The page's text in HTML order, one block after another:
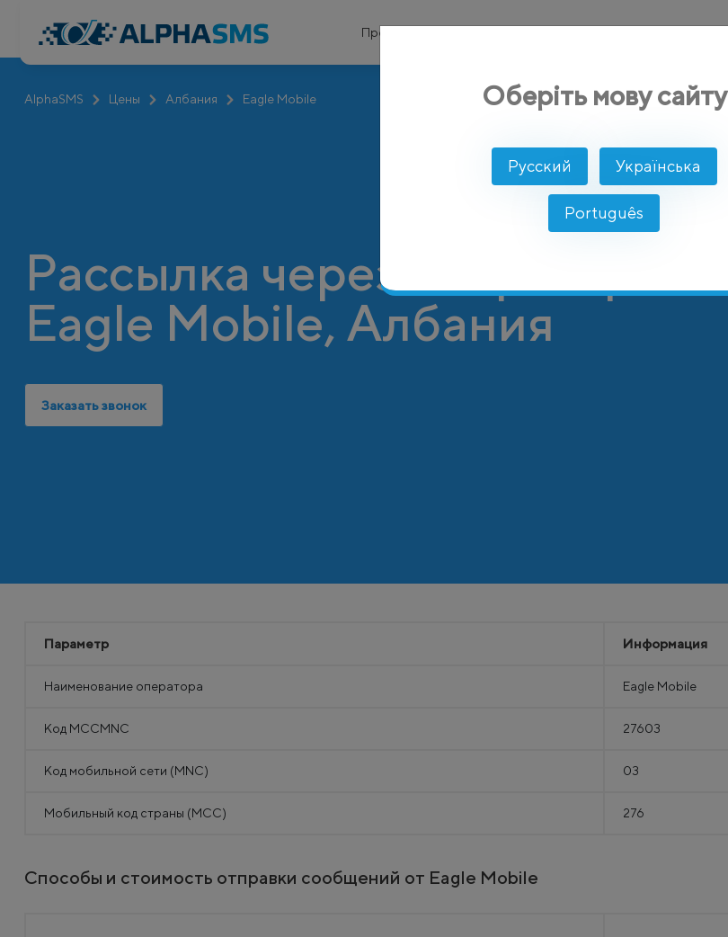
AlphaSMS Цены Албания Eagle Mobile
Продукты
Рассылка через оператор
Eagle Mobile, Албания
Заказать звонок
Параметр Информация
Наименование оператора Eagle Mobile
Код MCCMNC 27603
Код мобильной сети (MNC) 03
Мобильный код страны (MCC) 276
Способы и стоимость отправки сообщений от Eagle Mobile
Оберіть мову сайту
Русский Українська
Português